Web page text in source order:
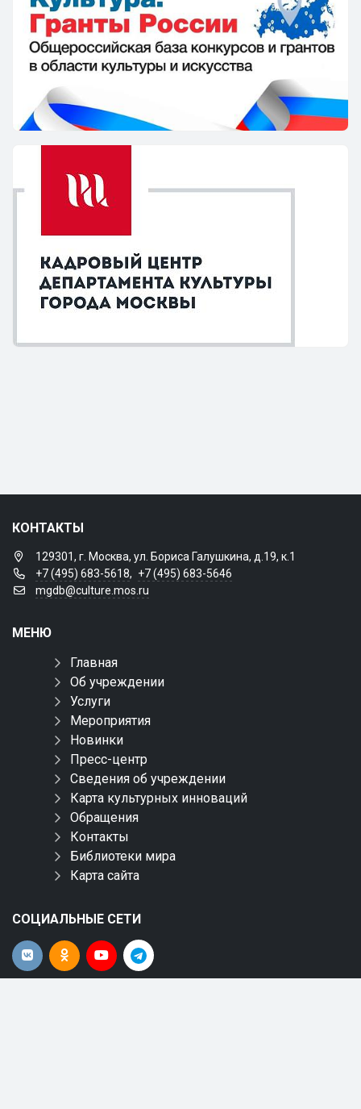
КОНТАКТЫ
129301, г. Москва, ул. Бориса Галушкина, д.19, к.1
+7 (495) 683-5618, +7 (495) 683-5646
mgdb@culture.mos.ru
МЕНЮ
Главная
Об учреждении
Услуги
Мероприятия
Новинки
Пресс-центр
Сведения об учреждении
Карта культурных инноваций
Обращения
Контакты
Библиотеки мира
Карта сайта
СОЦИАЛЬНЫЕ СЕТИ